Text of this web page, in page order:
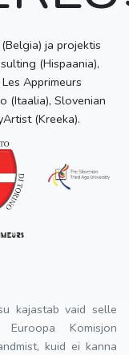
ja projektis
(Hispaania),
Apprimeurs
(Itaalia), Slovenian
(Kreeka).
kajastab vaid selle
Komisjon
kuid ei kanna